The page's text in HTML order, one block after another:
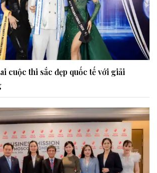
cuộc thi sắc đẹp quốc tế với giải